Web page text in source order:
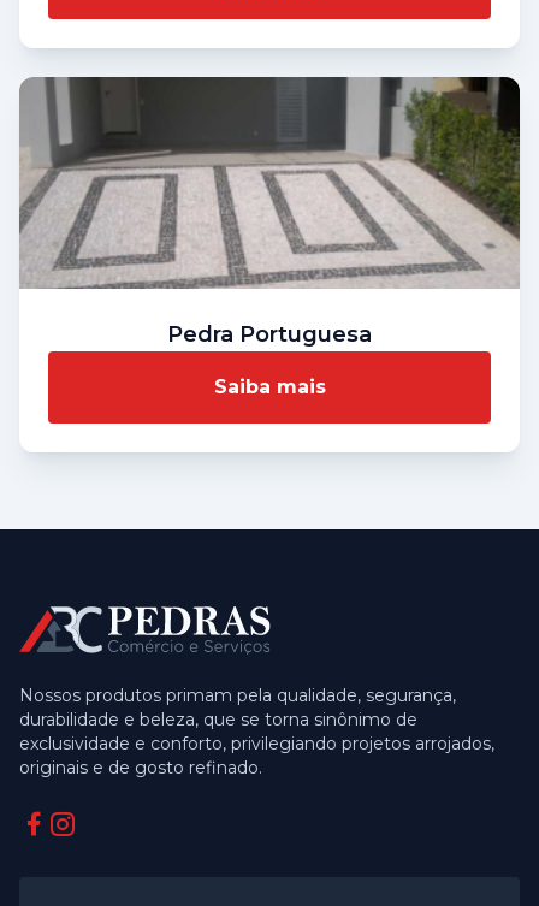
Pedra Portuguesa
Saiba mais
Nossos produtos primam pela qualidade, segurança,
durabilidade e beleza, que se torna sinônimo de
exclusividade e conforto, privilegiando projetos arrojados,
originais e de gosto refinado.
Facebook